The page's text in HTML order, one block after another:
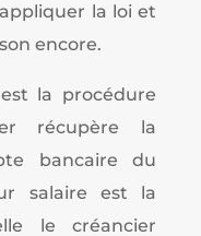
la loi et
encore.
la procédure
récupère la
bancaire du
salaire est la
le créancier